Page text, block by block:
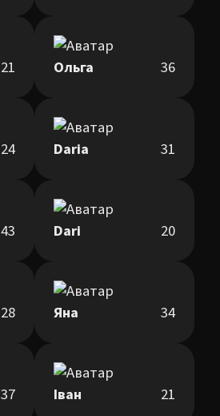
21 Ольга 36
24 Daria 31
43 Dari 20
28 Яна 34
37 Іван 21